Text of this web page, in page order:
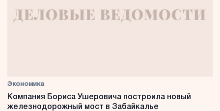
Экономика
Компания Бориса Ушеровича построила новый
железнодорожный мост в Забайкалье